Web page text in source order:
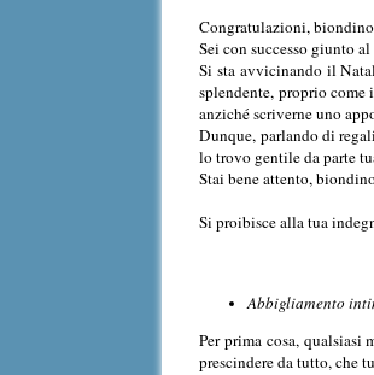
Congratulazioni,
Sei con successo giunto
Si sta avvicinando il
splendente, proprio
anziché scriverne uno
Dunque, parlando di
lo trovo gentile da parte
Stai bene attento,
Si proibisce alla tua
Abbigliamento
Per prima cosa, qualsiasi
prescindere da tutto, che